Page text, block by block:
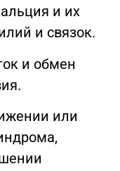
и их
и связок.
и обмен
или